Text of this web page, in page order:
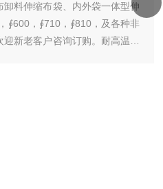
料伸缩布袋、内外袋一体型伸
∮600，∮710，∮810，及各种非
新老客户咨询订购。耐高温，
/帆布伸缩布袋